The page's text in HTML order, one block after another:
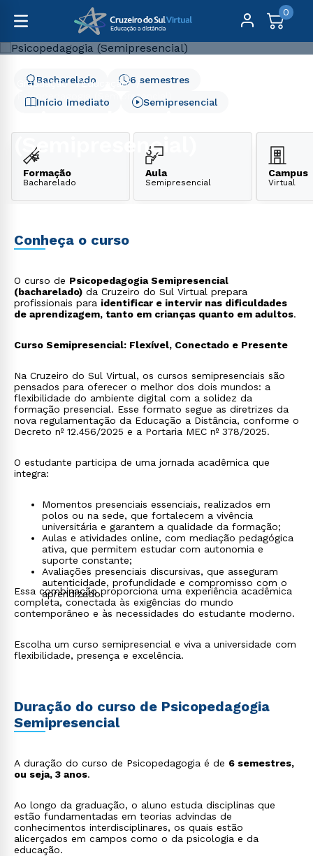
0
Graduação
Educação
Psicopedagogia (Semipresencial)
(Semipresencial)
Início Imediato
6 semestres
Bacharelado
Semipresencial
Formação
Bacharelado
Aula
Semipresencial
Campus
Virtual
Conheça o curso
O curso de Psicopedagogia Semipresencial
(bacharelado) da Cruzeiro do Sul Virtual prepara
profissionais para identificar e intervir nas dificuldades
de aprendizagem, tanto em crianças quanto em adultos.
Curso Semipresencial: Flexível, Conectado e Presente
Na Cruzeiro do Sul Virtual, os cursos semipresenciais são
pensados para oferecer o melhor dos dois mundos: a
flexibilidade do ambiente digital com a solidez da
formação presencial. Esse formato segue as diretrizes da
nova regulamentação da Educação a Distância, conforme o
Decreto nº 12.456/2025 e a Portaria MEC nº 378/2025.
O estudante participa de uma jornada acadêmica que
integra:
Momentos presenciais essenciais, realizados em
polos ou na sede, que fortalecem a vivência
universitária e garantem a qualidade da formação;
Aulas e atividades online, com mediação pedagógica
ativa, que permitem estudar com autonomia e
suporte constante;
Avaliações presenciais discursivas, que asseguram
autenticidade, profundidade e compromisso com o
aprendizado.
Essa combinação proporciona uma experiência acadêmica
completa, conectada às exigências do mundo
contemporâneo e às necessidades do estudante moderno.
Escolha um curso semipresencial e viva a universidade com
flexibilidade, presença e excelência.
Duração do curso de Psicopedagogia
Semipresencial
A duração do curso de Psicopedagogia é de 6 semestres,
ou seja, 3 anos.
Ao longo da graduação, o aluno estuda disciplinas que
estão fundamentadas em teorias advindas de
conhecimentos interdisciplinares, os quais estão
alicerçados em campos como o da psicologia e da
educação.